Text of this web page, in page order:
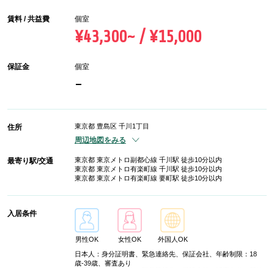
賃料 / 共益費 個室
¥43,300~ / ¥15,000
保証金 個室
-
住所 東京都 豊島区 千川1丁目
周辺地図をみる
最寄り駅/交通
東京都 東京メトロ副都心線 千川駅 徒歩10分以内
東京都 東京メトロ有楽町線 千川駅 徒歩10分以内
東京都 東京メトロ有楽町線 要町駅 徒歩10分以内
入居条件
男性OK 女性OK
外国人OK
日本人：身分証明書、緊急連絡先、保証会社、年齢制限：18
歳-39歳、審査あり